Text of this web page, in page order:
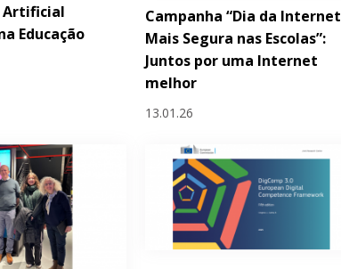
Educação
Campanha “Dia da Internet
Mais Segura nas Escolas”:
Juntos por uma Internet
melhor
13.01.26